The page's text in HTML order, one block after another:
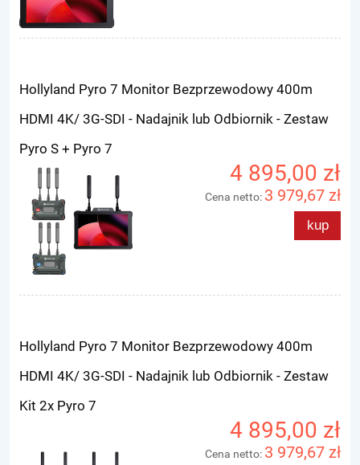
Hollyland Pyro 7 Monitor Bezprzewodowy 400m
HDMI 4K/ 3G-SDI - Nadajnik lub Odbiornik - Zestaw
Pyro S + Pyro 7
4 895,00 zł
Cena netto: 3 979,67 zł
kup
Hollyland Pyro 7 Monitor Bezprzewodowy 400m
HDMI 4K/ 3G-SDI - Nadajnik lub Odbiornik - Zestaw
Kit 2x Pyro 7
4 895,00 zł
Cena netto: 3 979,67 zł